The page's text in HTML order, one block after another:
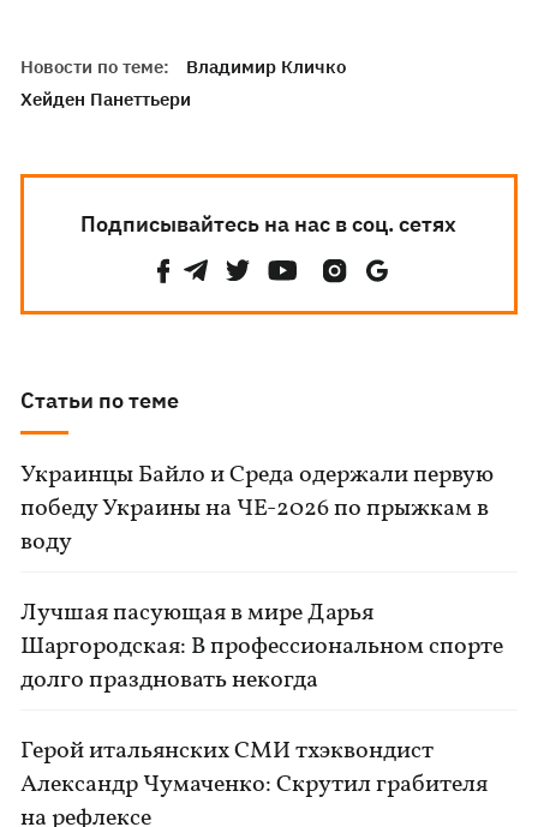
Новости по теме:
Владимир Кличко
Хейден Панеттьери
Подписывайтесь на нас в соц. сетях
Статьи по теме
Украинцы Байло и Среда одержали первую
победу Украины на ЧЕ-2026 по прыжкам в
воду
Лучшая пасующая в мире Дарья
Шаргородская: В профессиональном спорте
долго праздновать некогда
Герой итальянских СМИ тхэквондист
Александр Чумаченко: Скрутил грабителя
на рефлексе